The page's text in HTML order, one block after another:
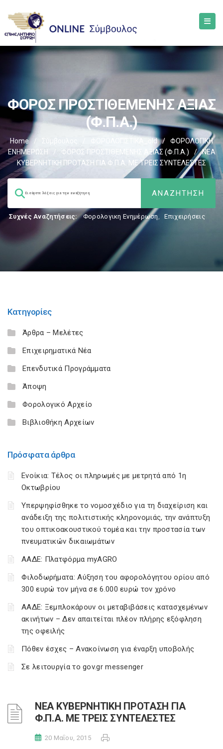
ΦΟΡΟΣ ΠΡΟΣΤΙΘΕΜΕΝΗΣ ΑΞΙΑΣ
(Φ.Π.Α.)
Home / Σύμβουλος ΦΟΡΟΛΟΓΙΣΤΙΚΑ_old /
ΦΟΡΟΛΟΓΙΚΗ
ΕΝΗΜΕΡΩΣΗ
/ ΦΟΡΟΣ ΠΡΟΣΤΙΘΕΜΕΝΗΣ ΑΞΙΑΣ (Φ.Π.Α.) /
ΝΕΑ
ΚΥΒΕΡΝΗΤΙΚΗ ΠΡΟΤΑΣΗ ΓΙΑ Φ.Π.Α. ΜΕ ΤΡΕΙΣ ΣΥΝΤΕΛΕΣΤΕΣ
Συχνές Αναζητήσεις: Φορολογικη Ενημέρωση, Επιχειρήσεις
Κατηγορίες
Άρθρα – Μελέτες
Επιχειρηματικά Νέα
Επενδυτικά Προγράμματα
Άποψη
Φορολογικό Αρχείο
Βιβλιοθήκη Αρχείων
Πρόσφατα άρθρα
Ενοίκια: Τέλος οι πληρωμές με μετρητά από 1η
Οκτωβρίου
Υπερψηφίσθηκε το νομοσχέδιο για τη διαχείριση και
ανάδειξη της πολιτιστικής κληρονομιάς, την ανάπτυξη
του οπτικοακουστικού τομέα και την προστασία των
πνευματικών δικαιωμάτων
ΑΑΔΕ: Πλατφόρμα myAGRO
Φιλοδωρήματα: Αύξηση του αφορολόγητου ορίου από
300 ευρώ τον μήνα σε 6.000 ευρώ τον χρόνο
ΑΑΔΕ: Ξεμπλοκάρουν οι μεταβιβάσεις κατασχεμένων
ακινήτων – Δεν απαιτείται πλέον πλήρης εξόφληση
της οφειλής
Πόθεν έσχες – Ανακοίνωση για έναρξη υποβολής
Σε λειτουργία το gov.gr messenger
ΝΕΑ ΚΥΒΕΡΝΗΤΙΚΗ ΠΡΟΤΑΣΗ ΓΙΑ
Φ.Π.Α. ΜΕ ΤΡΕΙΣ ΣΥΝΤΕΛΕΣΤΕΣ
20 Μαΐου, 2015